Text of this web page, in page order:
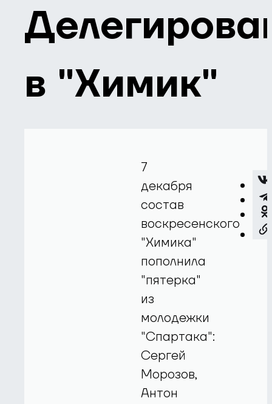
в "Химик"
7
декабря
состав
воскресенского
"Химика"
пополнила
"пятерка"
из
молодежки
"Спартака":
Сергей
Морозов,
Антон